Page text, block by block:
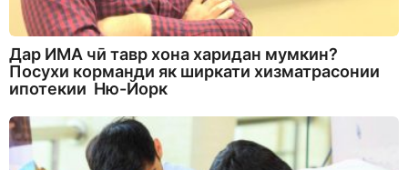
Дар ИМА чӣ тавр хона харидан мумкин?
Посухи корманди як ширкати хизматрасонии
ипотекии Ню-Йорк